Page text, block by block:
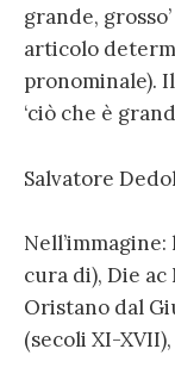
grande, grosso’
articolo
pronominale).
‘ciò che è
Salvatore
Nell’immagine:
cura di), Die
Oristano dal
(secoli XI-